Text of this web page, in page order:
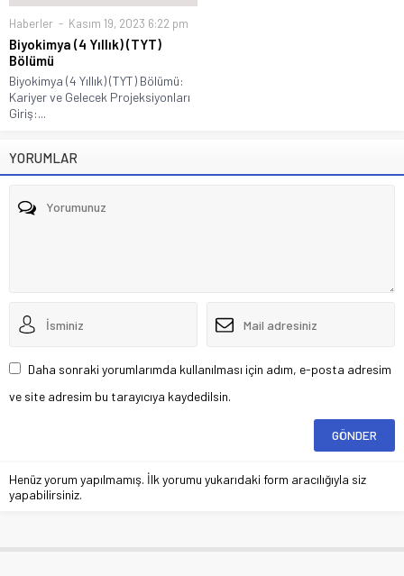
Haberler Kasım 19, 2023 6:22 pm
Biyokimya (4 Yıllık) (TYT)
Bölümü
Biyokimya (4 Yıllık) (TYT) Bölümü:
Kariyer ve Gelecek Projeksiyonları
Giriş:...
YORUMLAR
Daha sonraki yorumlarımda kullanılması için adım, e-posta adresim
ve site adresim bu tarayıcıya kaydedilsin.
Henüz yorum yapılmamış. İlk yorumu yukarıdaki form aracılığıyla siz
yapabilirsiniz.